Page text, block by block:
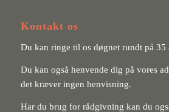
Kontakt os
Du kan ringe til os døgnet rundt på 35
Du kan også henvende dig på vores
det kræver ingen henvisning.
Har du brug for rådgivning kan du